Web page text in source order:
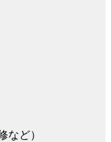
など）